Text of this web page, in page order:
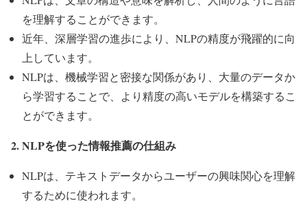
を理解することができます。
近年、深層学習の進歩により、NLPの精度が飛躍的に向
上しています。
NLPは、機械学習と密接な関係があり、大量のデータか
ら学習することで、より精度の高いモデルを構築するこ
とができます。
2. NLPを使った情報推薦の仕組み
NLPは、テキストデータからユーザーの興味関心を理解
するために使われます。